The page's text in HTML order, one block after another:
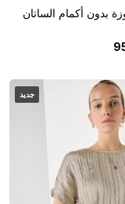
بدون أكمام الساتان
جديد